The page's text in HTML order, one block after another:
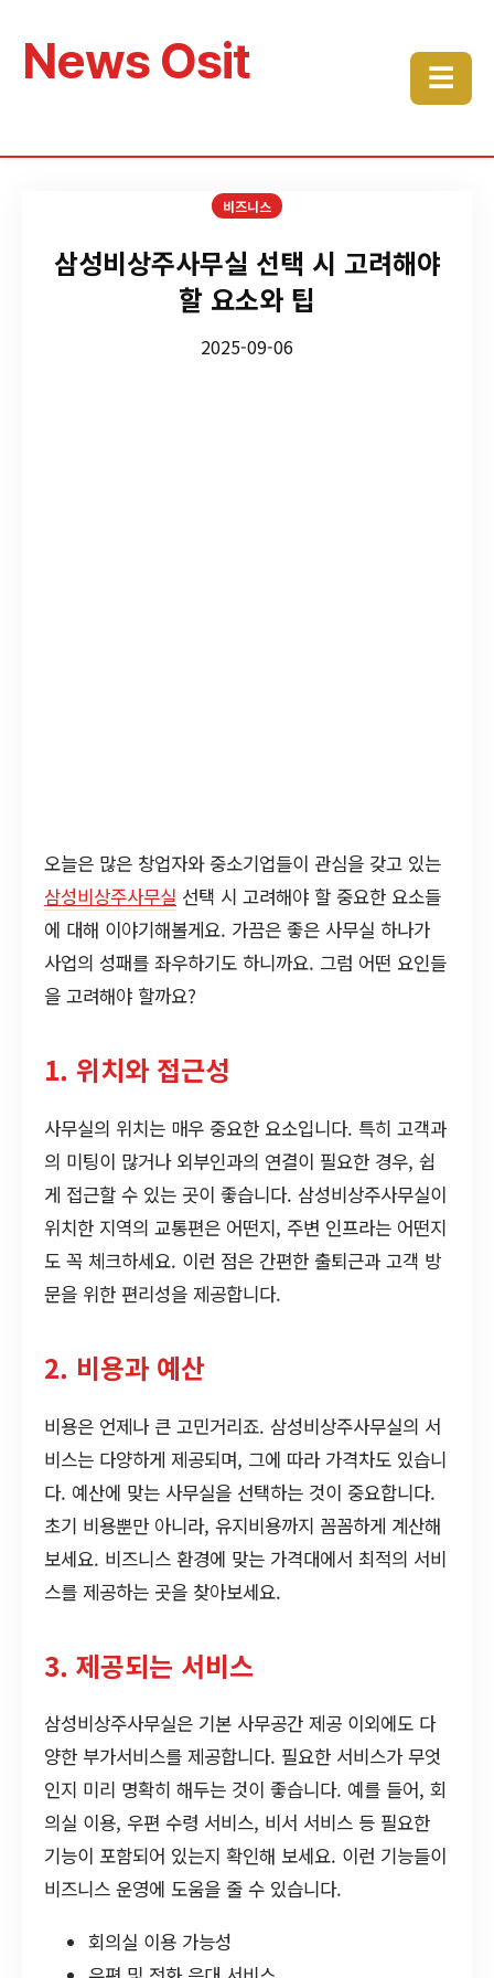
News Osit ☰
비즈니스
삼성비상주사무실 선택 시 고려해야
할 요소와 팁
2025-09-06
오늘은 많은 창업자와 중소기업들이 관심을 갖고 있는
삼성비상주사무실 선택 시 고려해야 할 중요한 요소들
에 대해 이야기해볼게요. 가끔은 좋은 사무실 하나가
사업의 성패를 좌우하기도 하니까요. 그럼 어떤 요인들
을 고려해야 할까요?
1. 위치와 접근성
사무실의 위치는 매우 중요한 요소입니다. 특히 고객과
의 미팅이 많거나 외부인과의 연결이 필요한 경우, 쉽
게 접근할 수 있는 곳이 좋습니다. 삼성비상주사무실이
위치한 지역의 교통편은 어떤지, 주변 인프라는 어떤지
도 꼭 체크하세요. 이런 점은 간편한 출퇴근과 고객 방
문을 위한 편리성을 제공합니다.
2. 비용과 예산
비용은 언제나 큰 고민거리죠. 삼성비상주사무실의 서
비스는 다양하게 제공되며, 그에 따라 가격차도 있습니
다. 예산에 맞는 사무실을 선택하는 것이 중요합니다.
초기 비용뿐만 아니라, 유지비용까지 꼼꼼하게 계산해
보세요. 비즈니스 환경에 맞는 가격대에서 최적의 서비
스를 제공하는 곳을 찾아보세요.
3. 제공되는 서비스
삼성비상주사무실은 기본 사무공간 제공 이외에도 다
양한 부가서비스를 제공합니다. 필요한 서비스가 무엇
인지 미리 명확히 해두는 것이 좋습니다. 예를 들어, 회
의실 이용, 우편 수령 서비스, 비서 서비스 등 필요한
기능이 포함되어 있는지 확인해 보세요. 이런 기능들이
비즈니스 운영에 도움을 줄 수 있습니다.
회의실 이용 가능성